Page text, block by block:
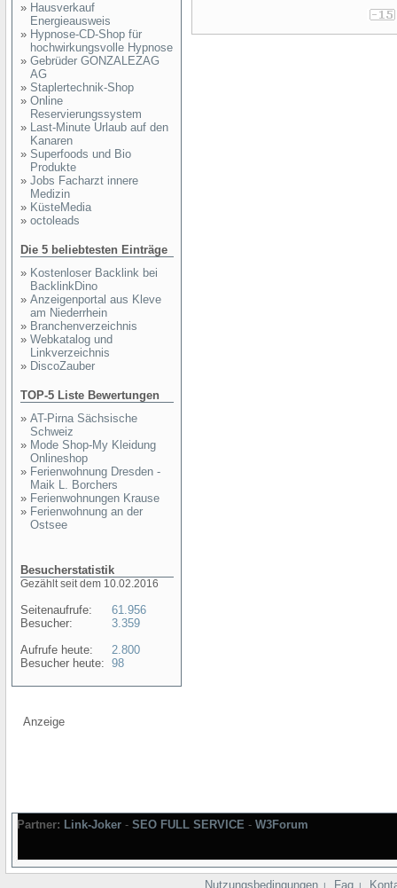
» Hausverkauf
Energieausweis
» Hypnose-CD-Shop für
hochwirkungsvolle Hypnose
» Gebrüder GONZALEZAG
AG
» Staplertechnik-Shop
» Online
Reservierungssystem
» Last-Minute Urlaub auf den
Kanaren
» Superfoods und Bio
Produkte
» Jobs Facharzt innere
Medizin
» KüsteMedia
» octoleads
Die 5 beliebtesten Einträge
» Kostenloser Backlink bei
BacklinkDino
» Anzeigenportal aus Kleve
am Niederrhein
» Branchenverzeichnis
» Webkatalog und
Linkverzeichnis
» DiscoZauber
TOP-5 Liste Bewertungen
» AT-Pirna Sächsische
Schweiz
» Mode Shop-My Kleidung
Onlineshop
» Ferienwohnung Dresden -
Maik L. Borchers
» Ferienwohnungen Krause
» Ferienwohnung an der
Ostsee
Besucherstatistik
Gezählt seit dem 10.02.2016
Seitenaufrufe:
Besucher:
Aufrufe heute:
Besucher heute:
61.956
3.359
2.800
98
Anzeige
Partner: Link-Joker - SEO FULL SERVICE - W3Forum
Nutzungsbedingungen | Faq |